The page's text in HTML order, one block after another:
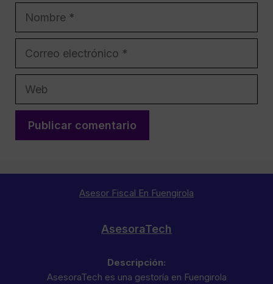
Asesor Fiscal En Fuengirola
AsesoraTech
Descripción:
AsesoraTech es una gestoría en Fuengirola